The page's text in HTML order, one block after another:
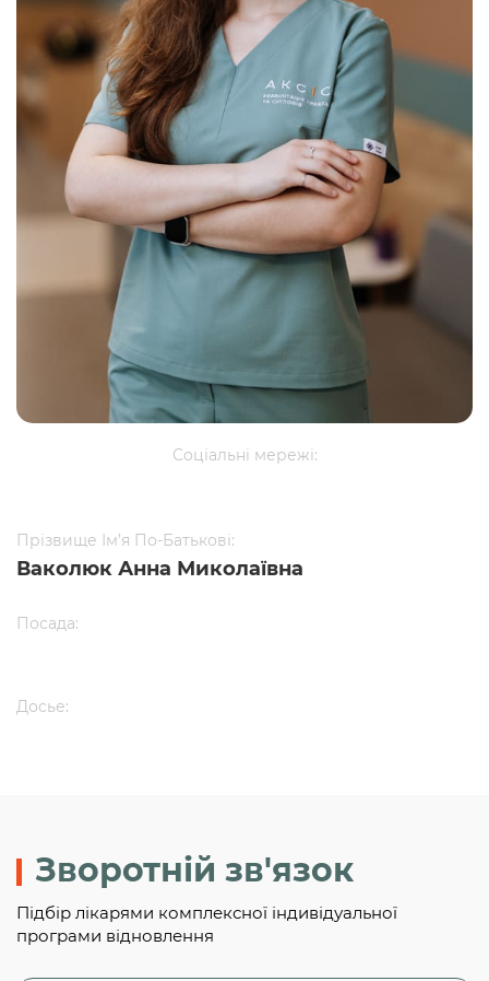
Соціальні мережі:
Прізвище Ім’я По-Батькові:
Ваколюк Анна Миколаївна
Посада:
Досье:
Зворотній зв'язок
Підбір лікарями комплексної індивідуальної
програми відновлення